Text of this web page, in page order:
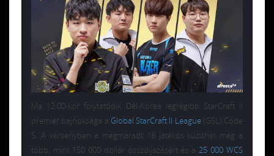
Ma 12:00-kor folytatódik Dél-Korea legrégibb StarCraft II
premier bajnoksága a Global StarCraft II League(GSL) Code
S. A versenyben a megmaradt 16 játékos küzdhet meg a
több, mint 150 000 dollár összdíjazásért és a25 000 WCS